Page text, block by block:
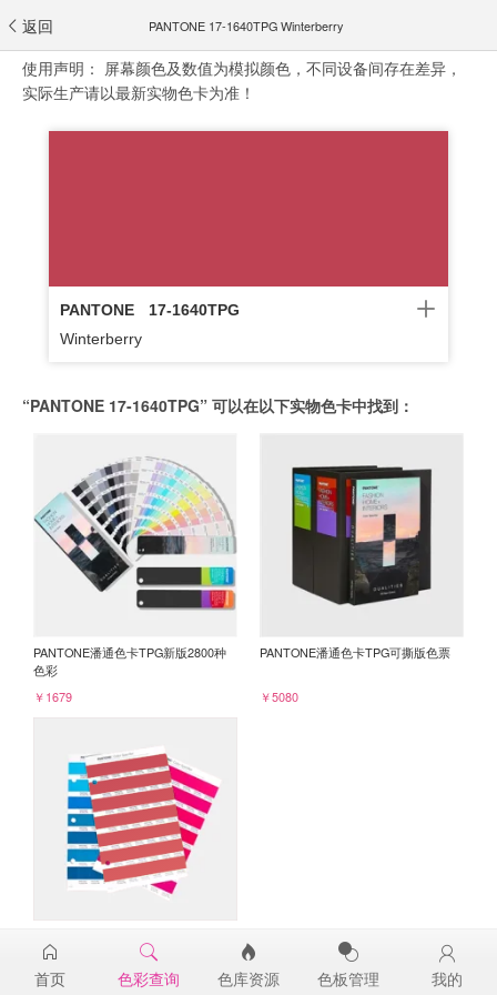
返回 PANTONE 17-1640TPG Winterberry
使用声明： 屏幕颜色及数值为模拟颜色，不同设备间存在差异，
实际生产请以最新实物色卡为准！
PANTONE
17-1640TPG
Winterberry
“PANTONE 17-1640TPG” 可以在以下实物色卡中找到：
PANTONE潘通色卡TPG新版2800种
色彩
￥1679
PANTONE潘通色卡TPG可撕版色票
￥5080
17-1640TPG
￥98
首页 色彩查询 色库资源 色板管理 我的